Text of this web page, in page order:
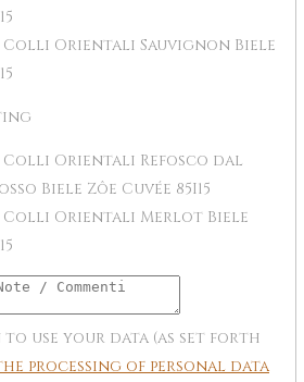
Orientali Sauvignon Biele
Orientali Refosco dal
Biele Zôe Cuvée 85I15
Colli Orientali Merlot Biele
to use your data (as set forth
processing of personal data